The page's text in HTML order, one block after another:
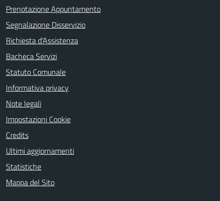
Prenotazione Appuntamento
Segnalazione Disservizio
Richiesta d'Assistenza
Bacheca Servizi
Statuto Comunale
Informativa privacy
Note legali
Impostazioni Cookie
Credits
Ultimi aggiornamenti
Statistiche
Mappa del Sito